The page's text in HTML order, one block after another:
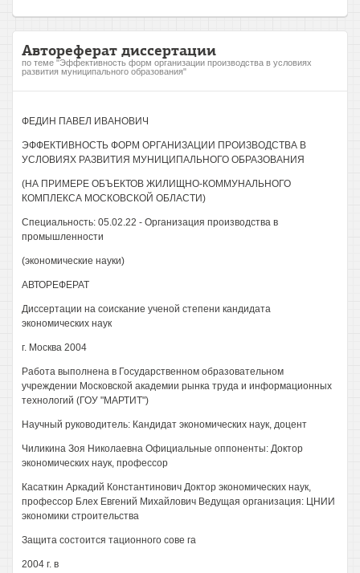
Автореферат диссертации
по теме "Эффективность форм организации производства в условиях
развития муниципального образования"
ФЕДИН ПАВЕЛ ИВАНОВИЧ
ЭФФЕКТИВНОСТЬ ФОРМ ОРГАНИЗАЦИИ ПРОИЗВОДСТВА В
УСЛОВИЯХ РАЗВИТИЯ МУНИЦИПАЛЬНОГО ОБРАЗОВАНИЯ
(НА ПРИМЕРЕ ОБЪЕКТОВ ЖИЛИЩНО-КОММУНАЛЬНОГО
КОМПЛЕКСА МОСКОВСКОЙ ОБЛАСТИ)
Специальность: 05.02.22 - Организация производства в
промышленности
(экономические науки)
АВТОРЕФЕРАТ
Диссертации на соискание ученой степени кандидата
экономических наук
г. Москва 2004
Работа выполнена в Государственном образовательном
учреждении Московской академии рынка труда и информационных
технологий (ГОУ "МАРТИТ")
Научный руководитель: Кандидат экономических наук, доцент
Чиликина Зоя Николаевна Официальные оппоненты: Доктор
экономических наук, профессор
Касаткин Аркадий Константинович Доктор экономических наук,
профессор Блех Евгений Михайлович Ведущая организация: ЦНИИ
экономики строительства
Защита состоится тационного сове га
2004 г. в